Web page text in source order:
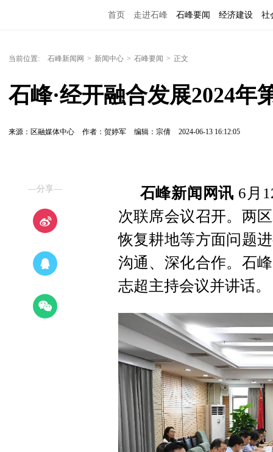
首页 走进石峰 石峰要闻 经济建设 社
当前位置: 石峰新闻网 > 新闻中心 > 石峰要闻 > 正文
石峰·经开融合发展2024年
来源：区融媒体中心 作者：贺婷军 编辑：宗倩 2024-06-13 16:12:05
—分享— 石峰新闻网讯 6月
次联席会议召开。两
恢复耕地等方面问题
沟通、深化合作。石
志超主持会议并讲话。